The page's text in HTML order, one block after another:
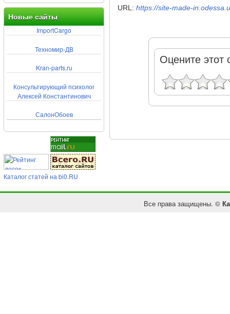
Новые сайты
ImportCargo
Техномир-ДВ
Kran-parts.ru
Консультирующий психолог
Алексей Константинович
СалонОбоев
Каталог статей на bi0.RU
URL: https://site-made-
Оцените этот
Все права защищены. ©